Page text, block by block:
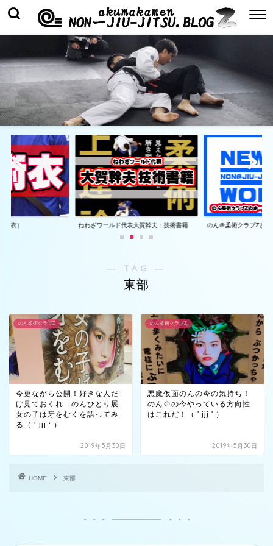
（衣） ねわざワールド代表大賀幹夫・技術書籍 のん＠柔術クラブZとは
― TAG ―
東部
のん柔術クラブZ
今更ながら公開！好きな人だ
け見ておくれ のんひとり展
女の子は牙をむくを語ってみ
る（ ‘ jjj ‘ ）
2019年5月30日
のん柔術クラブZ
悪魔仮面のんの今の気持ち！
のん＠の今やっている方向性
はこれだ！（ ' jjj ' ）
2019年5月30日
HOME 東部